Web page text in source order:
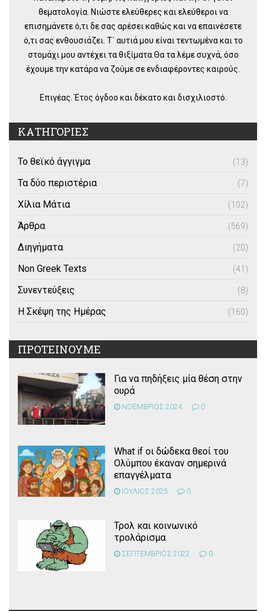
θεματολογία. Νιώστε ελεύθερες και ελεύθεροι να
επισημάνετε ό,τι δε σας αρέσει καθώς και να επαινέσετε
ό,τι σας ενθουσιάζει. Τ΄ αυτιά μου είναι τεντωμένα και το
στομάχι μου αντέχει τα θιξίματα.Θα τα λέμε συχνά, όσο
έχουμε την κατάρα να ζούμε σε ενδιαφέροντες καιρούς.
Επιγέας. Έτος όγδοο και δέκατο και δισχιλιοστό.
ΚΑΤΗΓΟΡΙΕΣ
Το θεϊκό άγγιγμα (13)
Τα δύο περιστέρια (7)
Χίλια Μάτια (102)
Άρθρα (569)
Διηγήματα (20)
Non Greek Texts (41)
Συνεντεύξεις (8)
Η Σκέψη της Ημέρας (160)
ΠΡΟΤΕΙΝΟΥΜΕ
Για να πηδήξεις μία θέση στην
ουρά
ΝΟΕΜΒΡΙΟΣ 2024 0
What if οι δώδεκα θεοί του
Ολύμπου έκαναν σημερινά
επαγγέλματα
ΙΟΥΛΙΟΣ 2025 0
Τρολ και κοινωνικό
τρολάρισμα
ΣΕΠΤΕΜΒΡΙΟΣ 2022 0